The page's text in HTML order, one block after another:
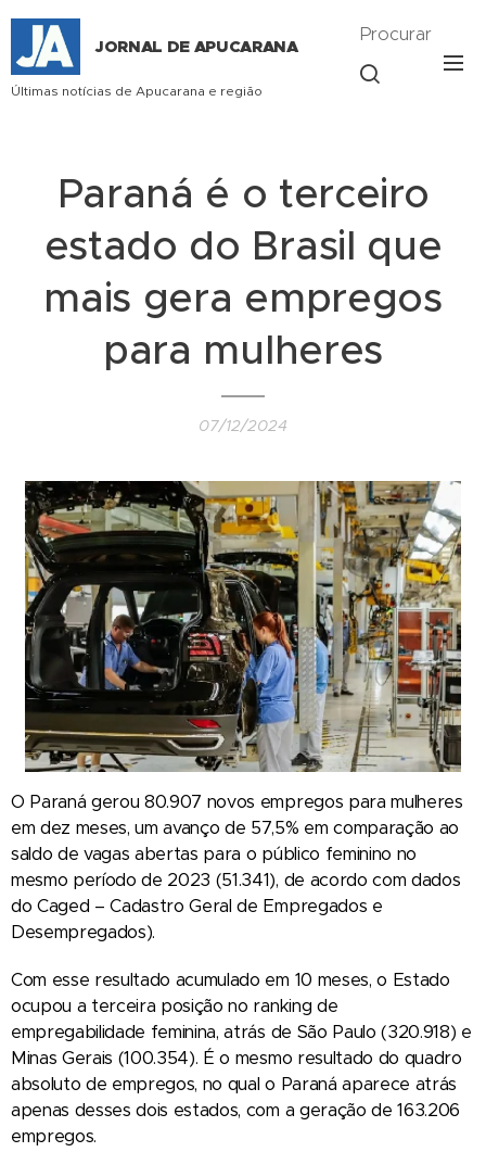
JORNAL DE APUCARANA
Últimas notícias de Apucarana e região
Procurar
Paraná é o terceiro
estado do Brasil que
mais gera empregos
para mulheres
07/12/2024
O Paraná gerou 80.907 novos empregos para mulheres
em dez meses, um avanço de 57,5% em comparação ao
saldo de vagas abertas para o público feminino no
mesmo período de 2023 (51.341), de acordo com dados
do Caged – Cadastro Geral de Empregados e
Desempregados).
Com esse resultado acumulado em 10 meses, o Estado
ocupou a terceira posição no ranking de
empregabilidade feminina, atrás de São Paulo (320.918) e
Minas Gerais (100.354). É o mesmo resultado do quadro
absoluto de empregos, no qual o Paraná aparece atrás
apenas desses dois estados, com a geração de 163.206
empregos.